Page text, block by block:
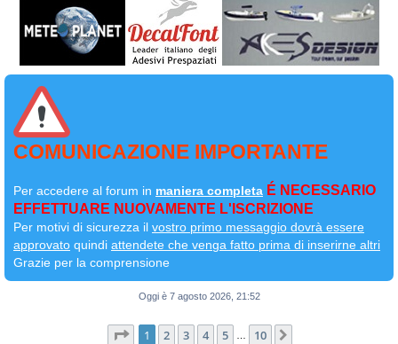
COMUNICAZIONE IMPORTANTE
Per accedere al forum in maniera completa É NECESSARIO
EFFETTUARE NUOVAMENTE L'ISCRIZIONE
Per motivi di sicurezza il vostro primo messaggio dovrà essere
approvato quindi attendete che venga fatto prima di inserirne altri
Grazie per la comprensione
Oggi è 7 agosto 2026, 21:52
Pagina di 10
1 2 3 4 5 10